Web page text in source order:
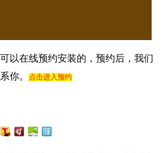
以在线预约安装的，预约后，我们
你。点击进入预约